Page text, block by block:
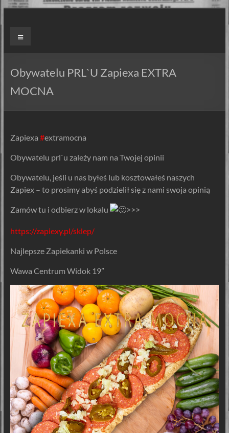
Skip
ZAPIEXY
–
SMAK
PRL`U
ORYGINALNE!
Są
i
są
Menu
Obywatelu PRL`U Zapiexa EXTRA
MOCNA
Zapiexa #extramocna
Obywatelu prl`u zależy nam na Twojej opinii
Obywatelu, jeśli u nas byłeś lub kosztowałeś naszych
Zapiex – to prosimy abyś podzielił się z nami swoja opinią
Zamów tu i odbierz w lokalu >>>
https://zapiexy.pl/sklep/
Najlepsze Zapiekanki w Polsce
Wawa Centrum Widok 19”